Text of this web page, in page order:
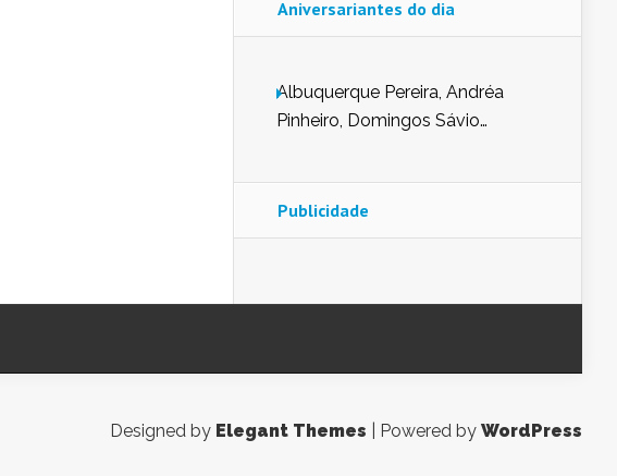
Aniversariantes do dia
Albuquerque Pereira, Andréa
Pinheiro, Domingos Sávio
Nunes de Sena, Fátima Peixoto,
Glória Pereira, Kátia Mesel,
Publicidade
Designed by Elegant Themes | Powered by WordPress